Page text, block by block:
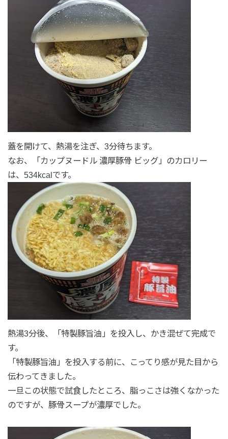
蓋を開けて、熱湯を注ぎ、3分待ちます。
なお、「カップヌードル 濃厚豚骨 ビッグ」のカロリー
は、534kcalです。
熱湯3分後、「特製豚旨油」を投入し、かき混ぜて完成で
す。
「特製豚旨油」を投入する前に、こってり感が見た目から
伝わってきました。
一旦この状態で試食したところ、脂っこさは強くなかった
のですが、豚骨スープが濃厚でした。